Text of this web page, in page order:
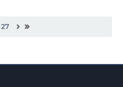
27